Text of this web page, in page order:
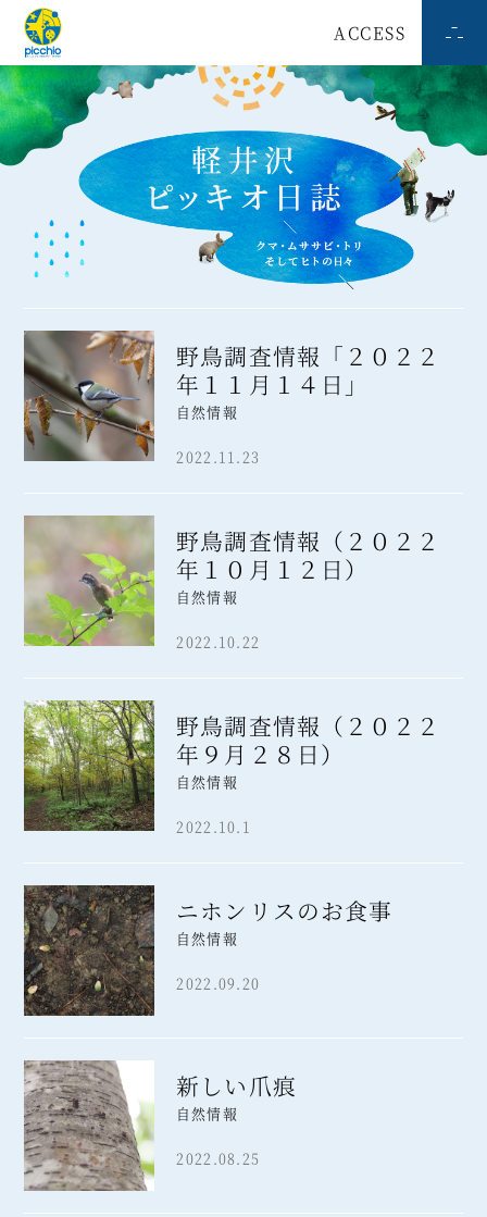
ACCESS
野鳥調査情報「２０２２
年１１月１４日」
自然情報
2022.11.23
野鳥調査情報（２０２２
年１０月１２日）
自然情報
2022.10.22
野鳥調査情報（２０２２
年９月２８日）
自然情報
2022.10.1
ニホンリスのお食事
自然情報
2022.09.20
新しい爪痕
自然情報
2022.08.25